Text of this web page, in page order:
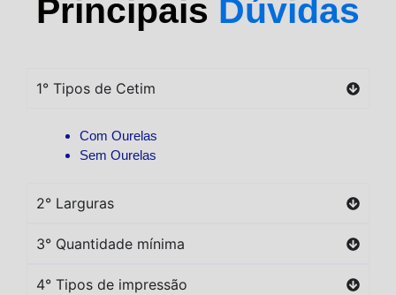
Principais Dúvidas
1° Tipos de Cetim
Com Ourelas
Sem Ourelas
2° Larguras
3° Quantidade mínima
4° Tipos de impressão